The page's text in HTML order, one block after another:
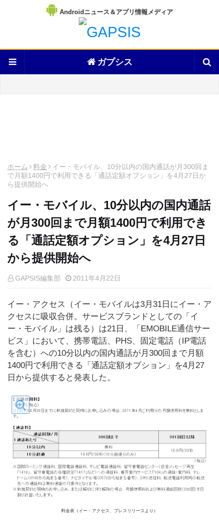
Androidニュース＆アプリ情報メディア
ガプシス
ホーム 料金
イー・モバイル、10分以内の国内通話が月300回ま
で月額1400円で利用できる「通話定額オプション」を4月27日か
ら提供開始へ
イー・モバイル、10分以内の国内通話
が月300回まで月額1400円で利用でき
る「通話定額オプション」を4月27日
から提供開始へ
GAPSIS編集部 2011年4月22日
イー・アクセス（イー・モバイルは3月31日にイー・ア
クセスに吸収合併。サービスブランドとしての「イ
ー・モバイル」は残る）は21日、「EMOBILE通信サー
ビス」において、携帯電話、PHS、固定電話（IP電話
を含む）への10分以内の国内通話が月300回まで月額
1400円で利用できる「通話定額オプション」を4月27
日から提供すると発表した。
料金表（イー・アクセス、プレスリリースより）